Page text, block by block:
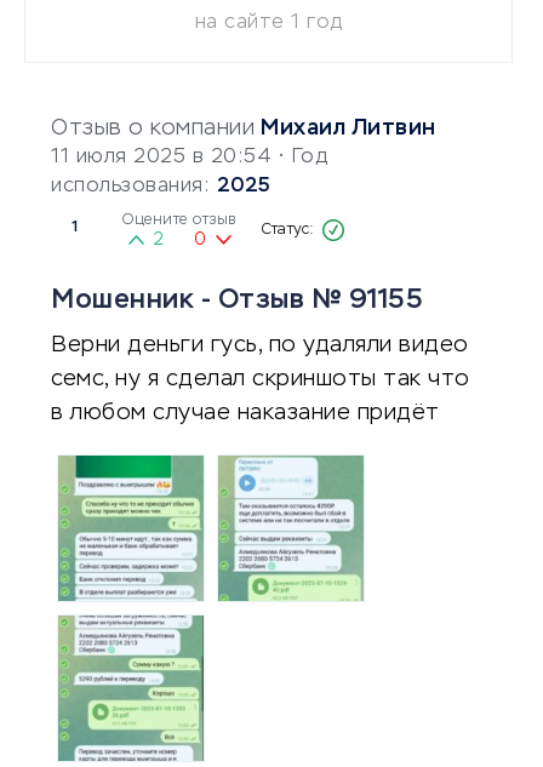
Отзыв о компании Михаил Литвин
11 июля 2025 в 20:54 • Год
использования: 2025
1 Оцените отзыв
2 0
Мошенник - Отзыв № 91155
Верни деньги гусь, по удаляли видео
семс, ну я сделал скриншоты так что
в любом случае наказание придёт
на сайте 1 год